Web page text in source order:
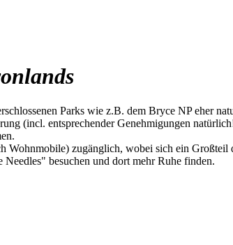
Parks wie z.B. dem Bryce NP eher
(incl. entsprechender Genehmigungen
zugänglich, wobei sich ein Großteil
besuchen und dort mehr Ruhe finden.